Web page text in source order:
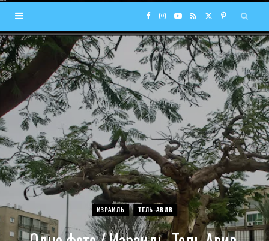
F
a
c
e
o
o
k
I
n
s
t
a
g
r
a
Y
o
u
T
u
b
R
S
S
(
T
i
t
t
e
P
i
n
t
e
r
e
s
ИЗРАИЛЬ ТЕЛЬ-АВИВ